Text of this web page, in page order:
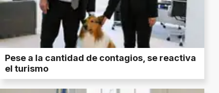
Pese a la cantidad de contagios, se reactiva
el turismo